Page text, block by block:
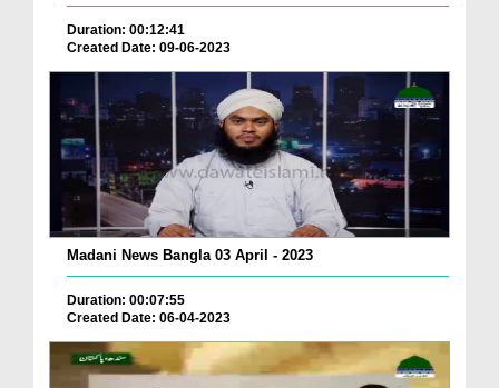
Duration: 00:12:41
Created Date: 09-06-2023
Madani News Bangla 03 April - 2023
Duration: 00:07:55
Created Date: 06-04-2023